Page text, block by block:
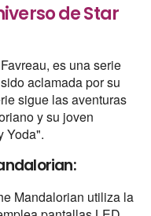
de Star
es una serie
aclamada por su
sigue las aventuras
y su joven
Yoda".
Mandalorian utiliza la